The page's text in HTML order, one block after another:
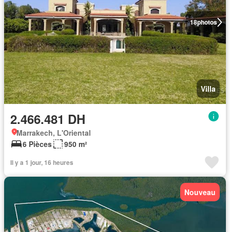
18photos
Villa
2.466.481 DH
Marrakech, L'Oriental
6 Pièces
950 m²
Il y a 1 jour, 16 heures
Nouveau